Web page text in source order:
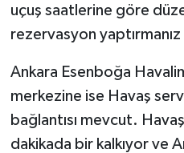
uçuş saatlerine göre
rezervasyon
Ankara Esenboğa
merkezine ise Havaş
bağlantısı mevcut.
dakikada bir kalkıyor ve